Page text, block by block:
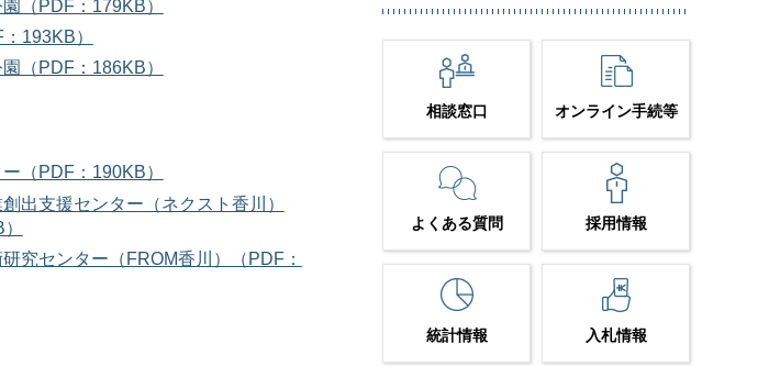
（PDF：179KB）
193KB）
（PDF：186KB）
（PDF：190KB）
出支援センター（ネクスト香川）
究センター（FROM香川）（PDF：
相談窓口 オンライン手続等
よくある質問 採用情報
統計情報 入札情報